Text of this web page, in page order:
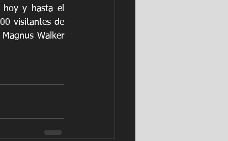
hoy y hasta el
visitantes de
Walker